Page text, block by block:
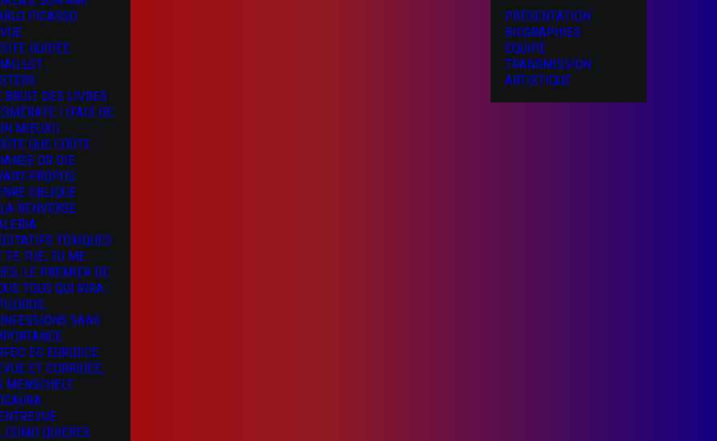
PICASSO
GUIDÉE
BRUIT DES LIVRES
! (FAIS DE
MIEUX!)
QUE COÛTE
OR DIE
PROPOS
OBLIQUE
RENVERSE
TOXIQUES
TE TUE, TU ME
LE PREMIER DE
TOUS QUI RIRA…
SANS
ED EURIDICE
ET CORRIGÉE,
MENSCHELT
COMO QUIERES
PRÉSENTATION
BIOGRAPHIES
EQUIPE
TRANSMISSION
ARTISTIQUE